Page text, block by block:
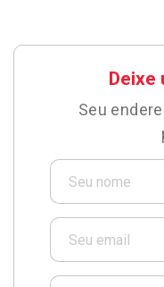
Deixe
Seu